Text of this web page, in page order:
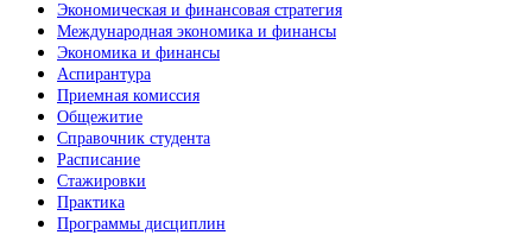
Экономическая и финансовая стратегия
Международная экономика и финансы
Экономика и финансы
Аспирантура
Приемная комиссия
Общежитие
Справочник студента
Расписание
Стажировки
Практика
Программы дисциплин